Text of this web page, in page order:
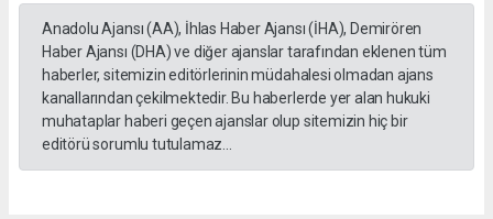
Anadolu Ajansı (AA), İhlas Haber Ajansı (İHA), Demirören
Haber Ajansı (DHA) ve diğer ajanslar tarafından eklenen tüm
haberler, sitemizin editörlerinin müdahalesi olmadan ajans
kanallarından çekilmektedir. Bu haberlerde yer alan hukuki
muhataplar haberi geçen ajanslar olup sitemizin hiç bir
editörü sorumlu tutulamaz...